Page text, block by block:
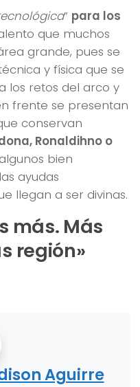
” para los
que muchos
grande, pues se
y física que se
los retos del arco y
frente se presentan
conservan
Ronaldihno o
bien
ayudas
llegan a ser divinas.
más. Más
región»
Aguirre